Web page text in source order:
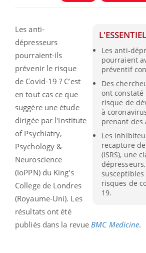
L'ESSENTIEL
Les anti-
pourraient
préventif
Des
ont
risque de
à
prenant des
Les
recapture
(ISRS), une
risques de
19.
Les anti-
dépresseurs
pourraient-ils
prévenir le risque
de Covid-19 ? C’est
en tout cas ce que
suggère une étude
dirigée par l'Institute
of Psychiatry,
Psychology &
Neuroscience
(IoPPN) du King's
College de Londres
(Royaume-Uni). Les
résultats ont été
publiés dans la revue BMC Medicine.